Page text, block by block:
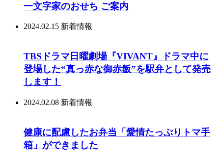
一文字家のおせち ご案内
2024.02.15 新着情報
TBSドラマ日曜劇場『VIVANT』ドラマ中に
登場した“真っ赤な御赤飯”を駅弁として発売
します！
2024.02.08 新着情報
健康に配慮したお弁当「愛情たっぷりトマ手
箱」ができました